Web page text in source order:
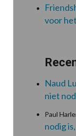
voor
Naud
niet
Paul
nodig